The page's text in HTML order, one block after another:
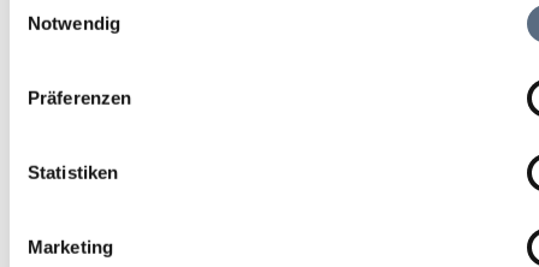
Notwendig
Präferenzen
Statistiken
Marketing
Montag und Dienstag Ruhetag. Das Brauneck